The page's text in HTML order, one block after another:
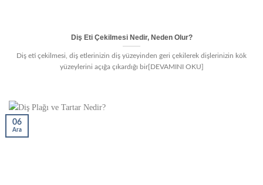
Diş Eti Çekilmesi Nedir, Neden Olur?
Diş eti çekilmesi, diş etlerinizin diş yüzeyinden geri çekilerek dişlerinizin kök
yüzeylerini açığa çıkardığı bir[DEVAMINI OKU]
06
Ara